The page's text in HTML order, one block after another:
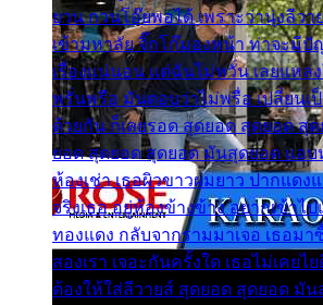
ยวน กวนโอ๊ยพอได้ เพราะว่านุ่งลีวา
เข้ามหาลัย จิ๊กโก๊มองหน้า ท่าจะมีปั
เรื่องแน่นอน แต่ฉันไม่หวั่น เลยแหล
พรั่นพรือ มันตอบว่าไม่พรื่อ เปลี่ยนเป็
ด้วยกัน ก็เลยรอด สุดยอด สุดยอด สุ
ยอด สุดยอด สุดยอด มันสุดยอด แอ
ห้องเช่า เธอผิวขาวผมยาว ปากแดง
จริงเธอ อยู่ห้องข้างข้าง อยากเข้าไ
ทองแดง กลับจากรามมาเจอ เธอม
สองเรา เจอะกันครั้งใด เธอไม่เคยไ
ต้องให้ใส่ลีวายส์ สุดยอด สุดยอด มั